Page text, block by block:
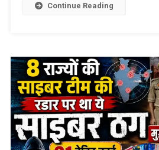
को
Continue Reading